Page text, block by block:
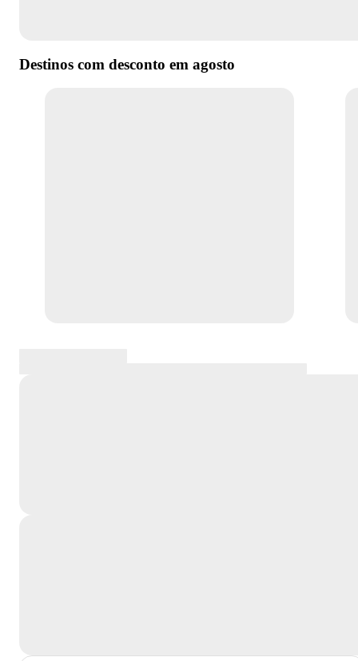
Destinos com desconto em agosto